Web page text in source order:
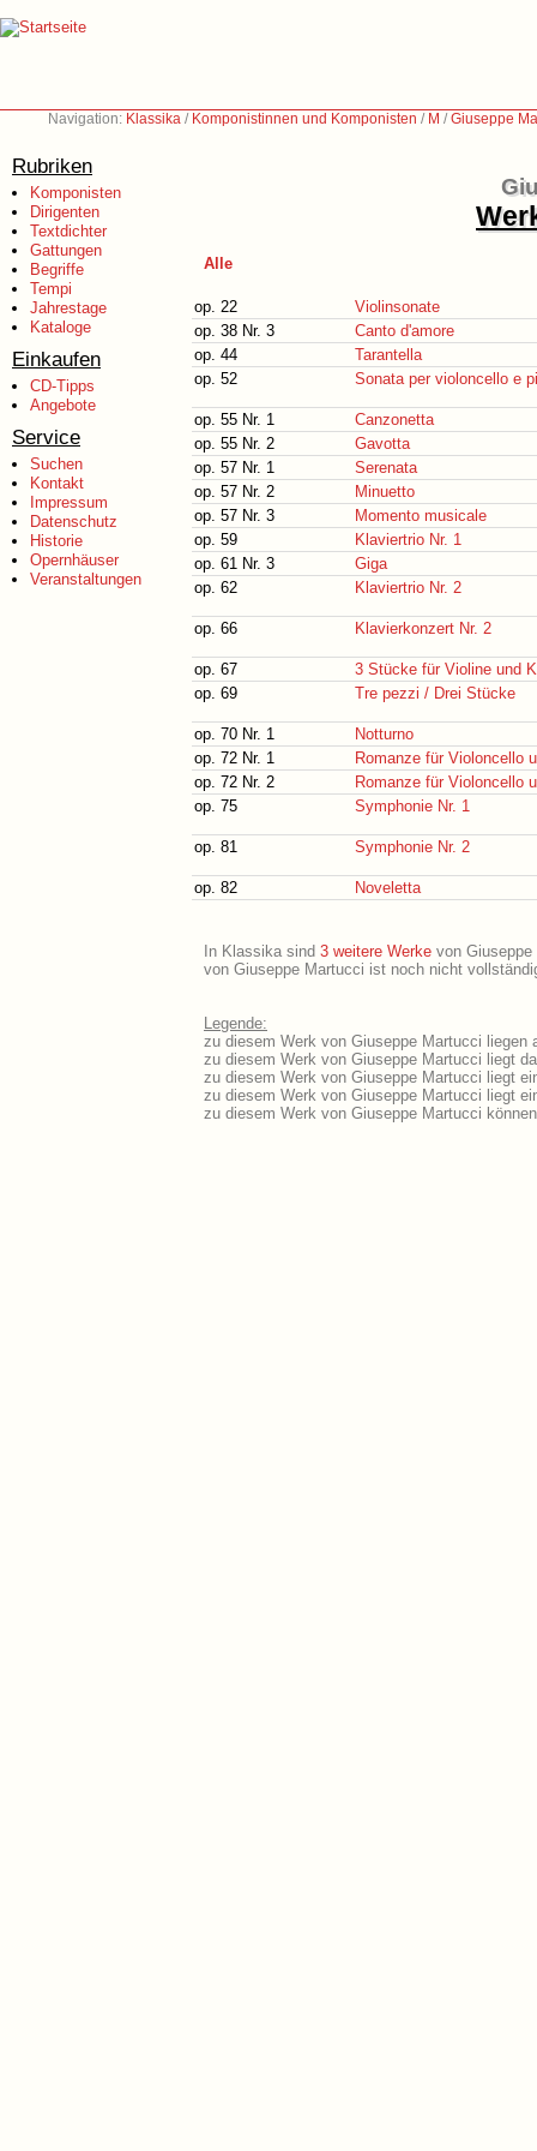
Navigation: Klassika / Komponistinnen und Komponisten / M /Giuseppe
Rubriken
Komponisten
Dirigenten
Textdichter
Gattungen
Begriffe
Tempi
Jahrestage
Kataloge
Einkaufen
CD-Tipps
Angebote
Service
Suchen
Kontakt
Impressum
Datenschutz
Historie
Opernhäuser
Veranstaltungen
Alle
op. 22
Violinsonate
op. 38 Nr. 3
Canto d'amore
op. 44
Tarantella
op. 52
Sonata per violoncello e
op. 55 Nr. 1
Canzonetta
op. 55 Nr. 2
Gavotta
op. 57 Nr. 1
Serenata
op. 57 Nr. 2
Minuetto
op. 57 Nr. 3
Momento musicale
op. 59
Klaviertrio Nr. 1
op. 61 Nr. 3
Giga
op. 62
Klaviertrio Nr. 2
op. 66 Klavierkonzert Nr. 2
op. 67
3 Stücke für Violine und
op. 69
Tre pezzi / Drei Stücke
op. 70 Nr. 1
Notturno
op. 72 Nr. 1
Romanze für Violoncello
op. 72 Nr. 2
Romanze für Violoncello
op. 75
Symphonie Nr. 1
op. 81 Symphonie Nr. 2
op. 82 Noveletta
In Klassika sind 3 weitere Werke von
von Giuseppe Martucci ist noch nicht
Legende:
zu diesem Werk von Giuseppe Martucci liegen
zu diesem Werk von Giuseppe Martucci liegt
zu diesem Werk von Giuseppe Martucci liegt
zu diesem Werk von Giuseppe Martucci liegt
zu diesem Werk von Giuseppe Martucci